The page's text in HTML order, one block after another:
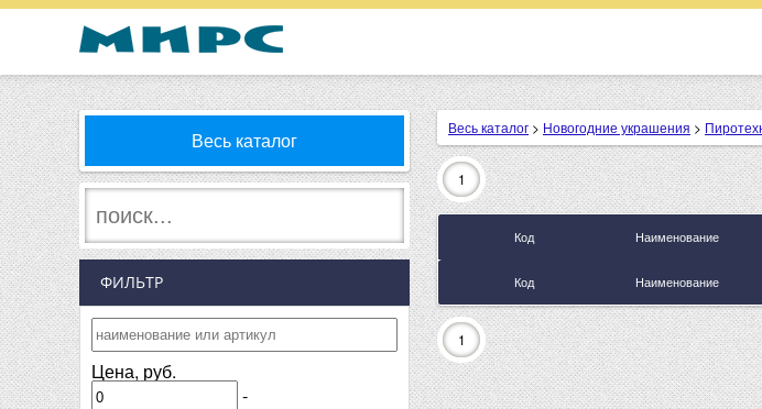
Весь каталог
ФИЛЬТР
Цена, руб.
-
Весь каталог > Новогодние украшения >
1
Код Наименование
Код Наименование
1